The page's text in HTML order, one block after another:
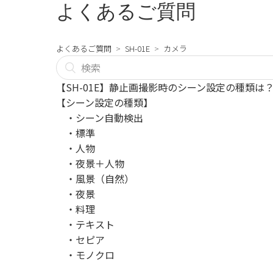
よくあるご質問
よくあるご質問 SH-01E カメラ
【SH-01E】静止画撮影時のシーン設定の種類は
【シーン設定の種類】
・シーン自動検出
・標準
・人物
・夜景＋人物
・風景（自然）
・夜景
・料理
・テキスト
・セピア
・モノクロ